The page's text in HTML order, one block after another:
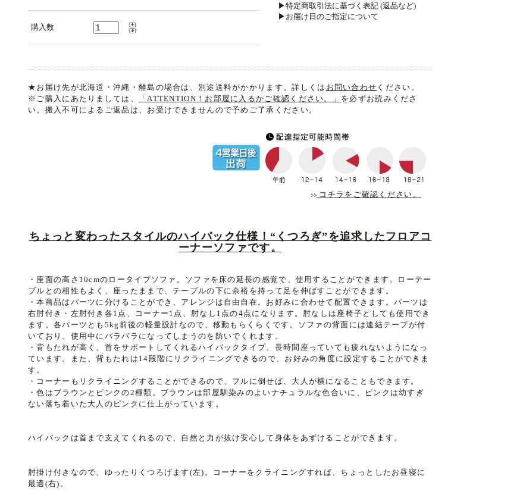
購入数
▶特定商取引法に基づく表記 (返品など)
▶お届け日のご指定について
★お届け先が北海道・沖縄・離島の場合は、別途送料がかかります。詳しくは お問い合わせ ください。
※ご購入にあたりましては、
「ATTENTION！お部屋に入るかご確認ください。」 を必ずお読みくださ
い。搬入不可によるご返品は、お受けできませんので予めご了承ください。
コチラをご確認ください。
ちょっと変わったスタイルのハイバック仕様！“くつろぎ”を追求したフロアコ
ーナーソファです。
・座面の高さ10cmのロータイプソファ。ソファを床の延長の感覚で、使用することができます。ローテー
ブルとの相性もよく、座ったままで、テーブルの下に余裕を持って足を伸ばすことができます。
・本商品はパーツに分けることができ、アレンジは自由自在。お好みに合わせて配置できます。パーツは
右肘付き・左肘付き各1点、コーナー1点、肘なし1点の4点になります。肘なしは座椅子としても使用でき
ます。各パーツとも5kg前後の軽量設計なので、移動もらくらくです。ソファの背面には連結テープが付
いており、使用中にバラバラになってしまうのを防いでくれます。
・背もたれが高く、首をサポートしてくれるハイバックタイプ、長時間座っていても疲れないようになっ
ています。また、背もたれは14段階にリクライニングできるので、お好みの角度に設定することができま
す。
・コーナーもリクライニングすることができるので、フルに倒せば、大人が横になることもできます。
・色はブラウンとピンクの2種類。ブラウンは部屋馴染みのよいナチュラルな色合いに、ピンクは幼すぎ
ない落ち着いた大人のピンクに仕上がっています。
ハイバックは首まで支えてくれるので、自然と力が抜け安心して身体をあずけることができます。
肘掛け付きなので、ゆったりくつろげます(左)。コーナーをクライニングすれば、ちょっとしたお昼寝に
最適(右)。